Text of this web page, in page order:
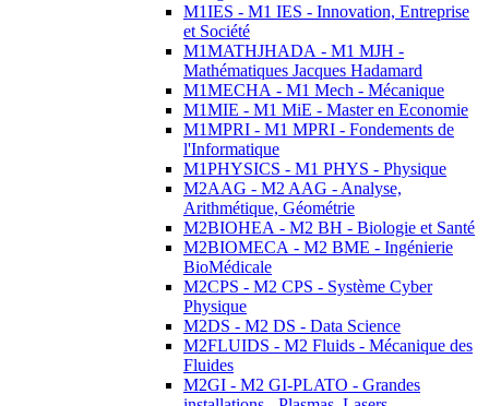
M1IES - M1 IES - Innovation, Entreprise
et Société
M1MATHJHADA - M1 MJH -
Mathématiques Jacques Hadamard
M1MECHA - M1 Mech - Mécanique
M1MIE - M1 MiE - Master en Economie
M1MPRI - M1 MPRI - Fondements de
l'Informatique
M1PHYSICS - M1 PHYS - Physique
M2AAG - M2 AAG - Analyse,
Arithmétique, Géométrie
M2BIOHEA - M2 BH - Biologie et Santé
M2BIOMECA - M2 BME - Ingénierie
BioMédicale
M2CPS - M2 CPS - Système Cyber
Physique
M2DS - M2 DS - Data Science
M2FLUIDS - M2 Fluids - Mécanique des
Fluides
M2GI - M2 GI-PLATO - Grandes